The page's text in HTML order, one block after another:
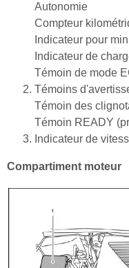
Autonomie
Compteur
Indicateur pour
Indicateur de
Témoin de mode
Témoins
Témoin des
Témoin READY
Indicateur de
Compartiment moteur